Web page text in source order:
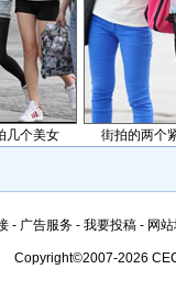
几个美女 街拍的两个
- 广告服务 - 我要投稿 - 网
Copyright©2007-2026